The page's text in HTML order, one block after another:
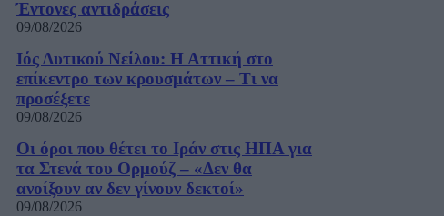
Έντονες αντιδράσεις
09/08/2026
Ιός Δυτικού Νείλου: Η Αττική στο
επίκεντρο των κρουσμάτων – Τι να
προσέξετε
09/08/2026
Οι όροι που θέτει το Ιράν στις ΗΠΑ για
τα Στενά του Ορμούζ – «Δεν θα
ανοίξουν αν δεν γίνουν δεκτοί»
09/08/2026